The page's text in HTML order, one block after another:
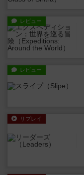
レビュー
レビュー
リプレイ